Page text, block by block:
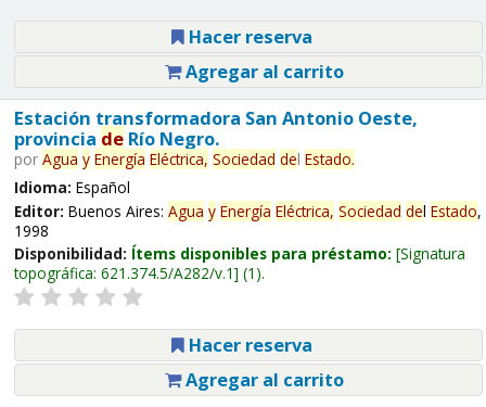
Hacer reserva
Agregar al carrito
Estación transformadora San Antonio Oeste,
provincia deRío Negro.
por Agua y Energía Eléctrica, Sociedad del Estado.
Idioma: Español
Editor: Buenos Aires: Agua y Energía Eléctrica, Sociedad del Estado,
1998
Disponibilidad: Ítems disponibles para préstamo: Signatura
topográfica: 621.374.5/A282/v.1 (1).
Hacer reserva
Agregar al carrito